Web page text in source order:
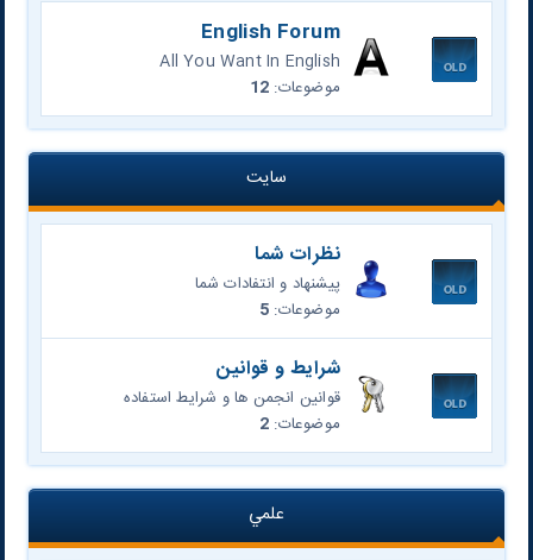
English Forum
All You Want In English
موضوعات: 12
سایت
نظرات شما
پیشنهاد و انتفادات شما
موضوعات: 5
شرایط و قوانین
قوانین انجمن ها و شرایط استفاده
موضوعات: 2
علمي